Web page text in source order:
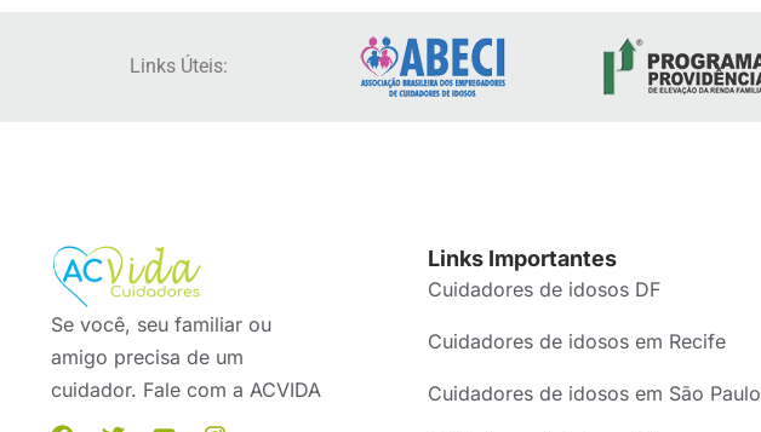
Links Úteis:
Se você, seu familiar ou
amigo precisa de um
cuidador. Fale com a ACVIDA
Links Importantes
Cuidadores de idosos DF
Cuidadores de idosos em Recife
Cuidadores de idosos em São Paulo